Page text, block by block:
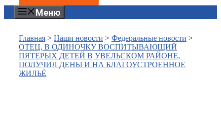
Меню
Главная > Наши новости > Федеральные новости >
ОТЕЦ, В ОДИНОЧКУ ВОСПИТЫВАЮЩИЙ
ПЯТЕРЫХ ДЕТЕЙ В УВЕЛЬСКОМ РАЙОНЕ,
ПОЛУЧИЛ ДЕНЬГИ НА БЛАГОУСТРОЕННОЕ
ЖИЛЬЁ